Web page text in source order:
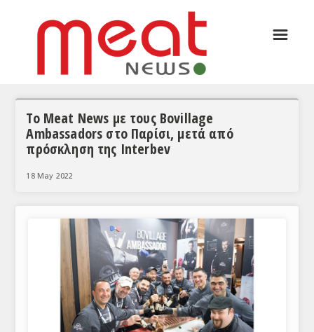
ΣΥΝΕΝΤΕΥΞΕΙΣ
ΕΥΡΩΠΑΪΚΕΣ ΑΠΟΦΑΣΕΙΣ
☰
To Meat News με τους Bovillage
Ambassadors στο Παρίσι, μετά από
πρόσκληση της Interbev
18 May 2022